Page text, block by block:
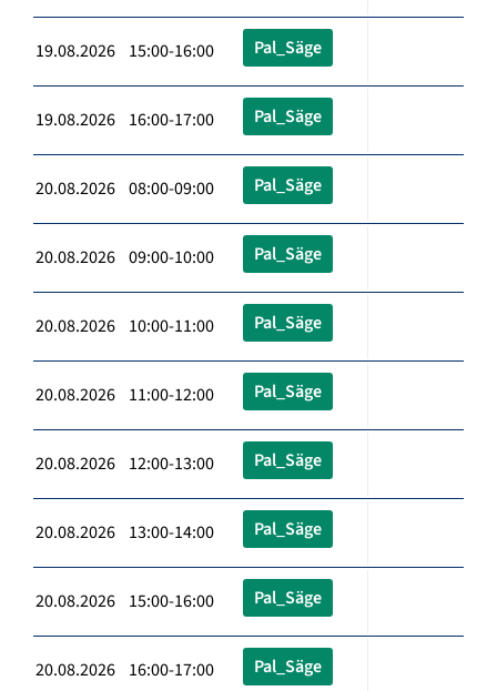
19.08.2026 15:00-16:00 Pal_Säge
19.08.2026 16:00-17:00 Pal_Säge
20.08.2026 08:00-09:00 Pal_Säge
20.08.2026 09:00-10:00 Pal_Säge
20.08.2026 10:00-11:00 Pal_Säge
20.08.2026 11:00-12:00 Pal_Säge
20.08.2026 12:00-13:00 Pal_Säge
20.08.2026 13:00-14:00 Pal_Säge
20.08.2026 15:00-16:00 Pal_Säge
20.08.2026 16:00-17:00 Pal_Säge